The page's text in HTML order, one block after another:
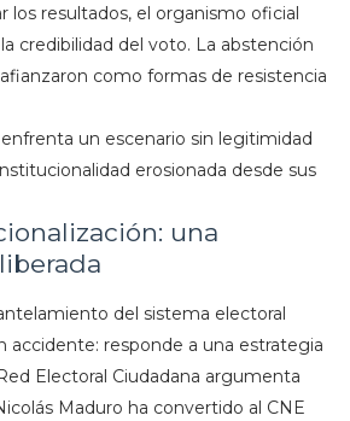
los resultados, el organismo oficial
credibilidad del voto. La abstención
como formas de resistencia
un escenario sin legitimidad
erosionada desde sus
una
del sistema electoral
accidente: responde a una estrategia
Electoral Ciudadana argumenta
Maduro ha convertido al CNE